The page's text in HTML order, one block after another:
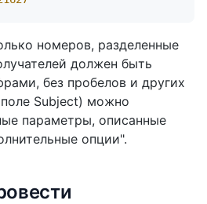
номеров, разделенные
должен быть
без пробелов и других
Subject) можно
параметры, описанные
опции".